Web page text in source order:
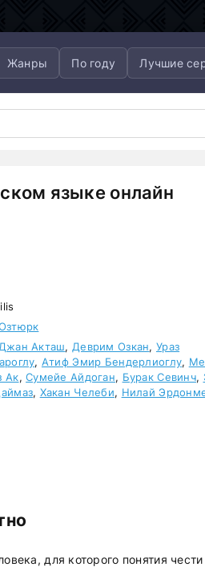
Жанры По году Лучшие
языке онлайн
Акташ, Деврим Озкан, Ураз
, Атиф Эмир Бендерлиоглу,
Ак,Сумейе Айдоган, Бурак Севинч,
, Хакан Челеби, Нилай
для которого понятия